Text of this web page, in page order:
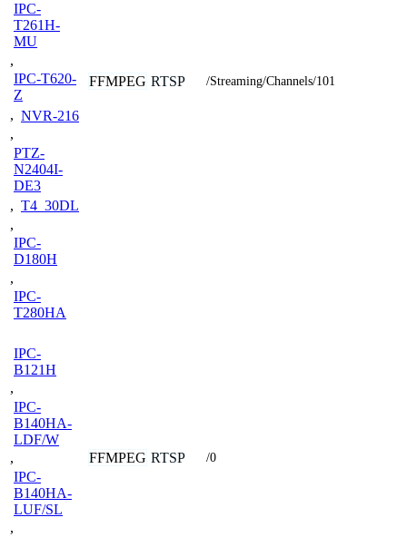
IPC-
T261H-
MU
,
IPC-T620-
Z
, NVR-216
,
PTZ-
N2404I-
DE3
, T4_30DL
,
IPC-
D180H
,
IPC-
T280HA
FFMPEG RTSP /Streaming/Channels/101
IPC-
B121H
,
IPC-
B140HA-
LDF/W
,
IPC-
B140HA-
LUF/SL
,
FFMPEG RTSP /0